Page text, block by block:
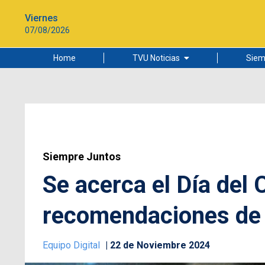
Viernes
07/08/2026
Home TVU Noticias
Ciudad
Siempre Juntos
Se acerca el Día del
recomendaciones
Equipo Digital 22 de Noviembre 2024